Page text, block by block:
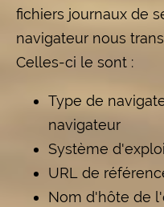
fichiers journaux de
navigateur nous
Celles-ci le sont :
Type de
navigateur
Système
URL de
Nom d'hôte de